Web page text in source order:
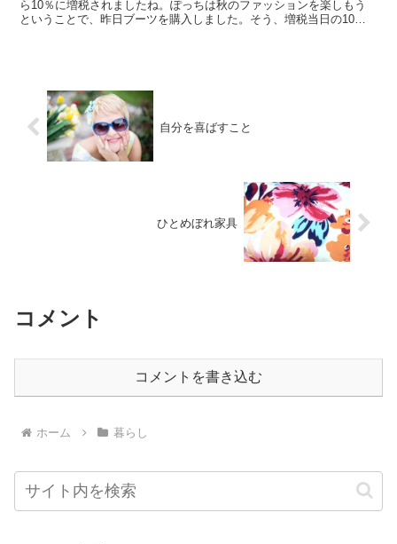
ら10％に増税されましたね。ぽっちは秋のファッションを楽しもう
ということで、昨日ブーツを購入しました。そう、増税当日の10月1
自分を喜ばすこと
ひとめぼれ家具
コメント
コメントを書き込む
ホーム 暮らし